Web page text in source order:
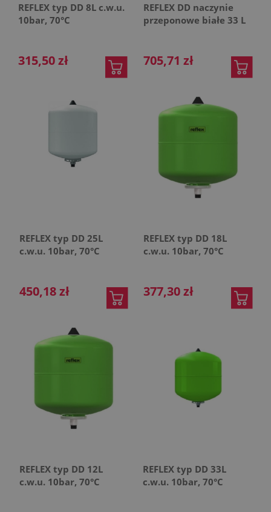
REFLEX typ DD 8L c.w.u.
10bar, 70°C
315,50 zł
REFLEX DD naczynie
przeponowe białe 33 L
705,71 zł
REFLEX typ DD 25L
c.w.u. 10bar, 70°C
450,18 zł
REFLEX typ DD 18L
c.w.u. 10bar, 70°C
377,30 zł
REFLEX typ DD 12L
c.w.u. 10bar, 70°C
REFLEX typ DD 33L
c.w.u. 10bar, 70°C